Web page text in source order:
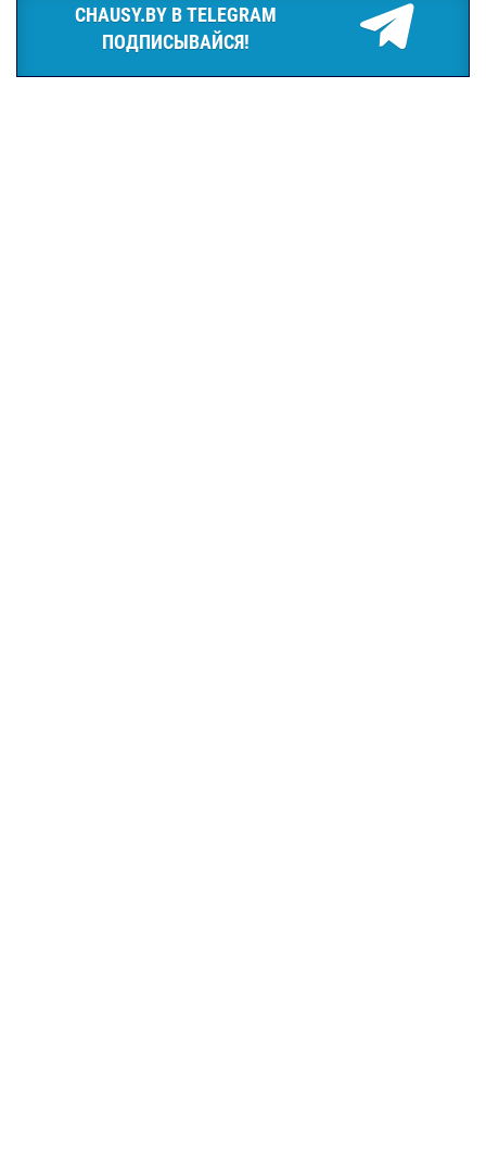
CHAUSY.BY В TELEGRAM
ПОДПИСЫВАЙСЯ!